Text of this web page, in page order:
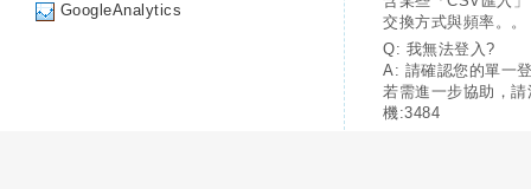
GoogleAnalytics
交換方式與頻率。。
Q: 我無法登入?
A: 請確認您的單一
若需進一步協助，
機:3484